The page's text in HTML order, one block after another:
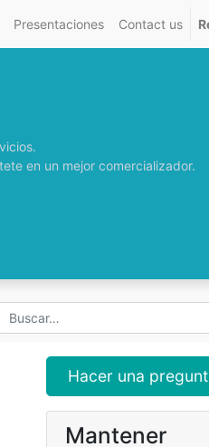
Presentaciones Contact us
en un mejor comercializador.
Hacer una
Mantener